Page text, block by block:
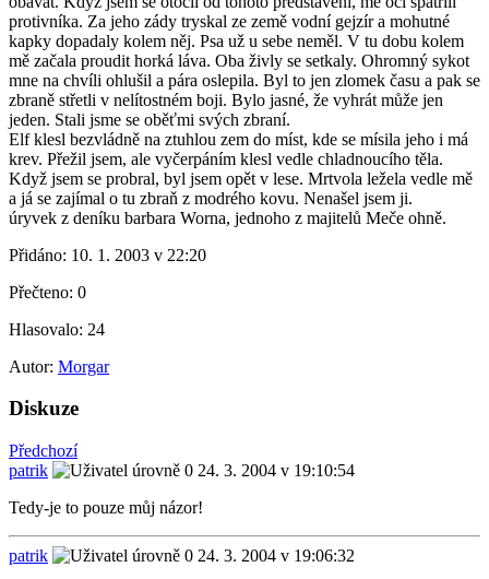
protivníka. Za jeho zády tryskal ze země vodní gejzír a mohutné
kapky dopadaly kolem něj. Psa už u sebe neměl. V tu dobu kolem
mě začala proudit horká láva. Oba živly se setkaly. Ohromný sykot
mne na chvíli ohlušil a pára oslepila. Byl to jen zlomek času a pak se
zbraně střetli v nelítostném boji. Bylo jasné, že vyhrát může jen
jeden. Stali jsme se oběťmi svých zbraní.
Elf klesl bezvládně na ztuhlou zem do míst, kde se mísila jeho i má
krev. Přežil jsem, ale vyčerpáním klesl vedle chladnoucího těla.
Když jsem se probral, byl jsem opět v lese. Mrtvola ležela vedle mě
a já se zajímal o tu zbraň z modrého kovu. Nenašel jsem ji.
úryvek z deníku barbara Worna, jednoho z majitelů Meče ohně.
Přidáno: 10. 1. 2003 v 22:20
Přečteno: 0
Hlasovalo: 24
Autor: Morgar
Diskuze
Předchozí
patrik
24. 3. 2004 v 19:10:54
Tedy-je to pouze můj názor!
patrik
24. 3. 2004 v 19:06:32